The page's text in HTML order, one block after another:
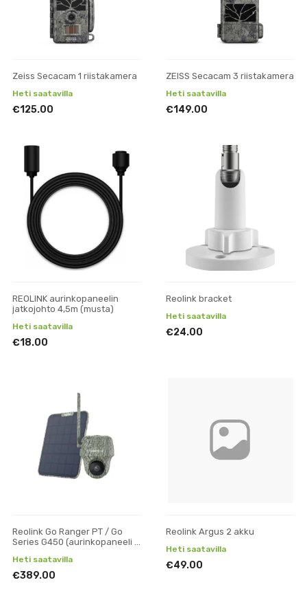
Zeiss Secacam 1 riistakamera
Heti saatavilla
€125.00
ZEISS Secacam 3 riistakamera
Heti saatavilla
€149.00
REOLINK aurinkopaneelin
jatkojohto 4,5m (musta)
Heti saatavilla
€18.00
Reolink bracket
Heti saatavilla
€24.00
Reolink Go Ranger PT / Go
Series G450 (aurinkopaneeli +
Heti saatavilla
€389.00
Reolink Argus 2 akku
Heti saatavilla
€49.00